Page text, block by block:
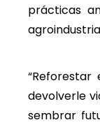
prácticas
“Reforestar
devolverle
sembrar